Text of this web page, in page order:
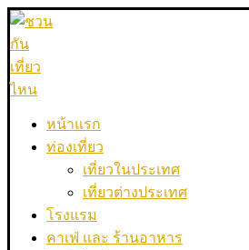
หน้าแรก
ท่องเที่ยว
เที่ยวในประเทศ
เที่ยวต่างประเทศ
โรงแรม
คาเฟ่ และ ร้านอาหาร